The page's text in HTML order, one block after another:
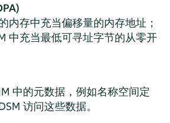
内存中充当偏移量的内存地址；
中充当最低可寻址字节的从零开
中的元数据，例如名称空间定
访问这些数据。